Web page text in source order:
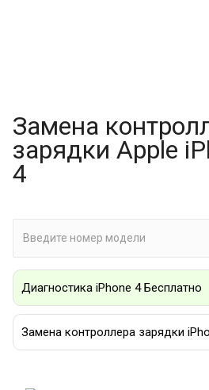
Замена
зарядки Apple
4
Диагностика iPhone 4 Бесплатно
Замена контроллера зарядки